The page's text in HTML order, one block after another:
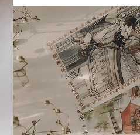
Det nya viskar. Och mitt i allt
trötta, hungriga på mening,
slump att andligheten växer.
människor öppnar sina hjärtan
håller på att vakna —
rum Många känner det: En
inifrån — “Det måste finnas